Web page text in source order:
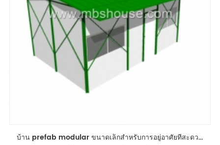
บ้าน prefab modular ขนาดเล็กสำหรับการอยู่อาศัยที่สะดวกสบาย